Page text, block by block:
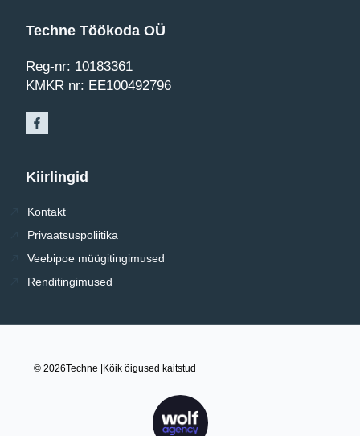
Techne Töökoda OÜ
Reg-nr: 10183361
KMKR nr: EE100492796
Kiirlingid
Kontakt
Privaatsuspoliitika
Veebipoe müügitingimused
Renditingimused
© 2026Techne | Kõik õigused kaitstud